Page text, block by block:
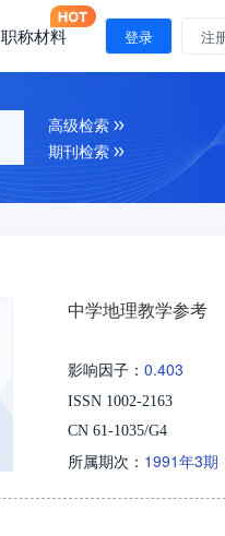
职称材料 登录 注
高级检索
期刊检索
中学地理教学参考
影响因子： 0.403
ISSN 1002-2163
CN 61-1035/G4
所属期次： 1991年3期